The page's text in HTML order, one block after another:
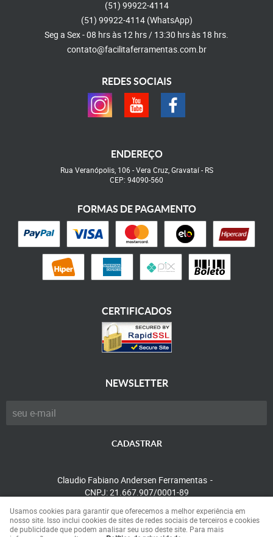
(51) 99922-4114
(51) 99922-4114 (WhatsApp)
Seg a Sex - 08 hrs às 12 hrs / 13:30 hrs às 18 hrs.
contato@facilitaferramentas.com.br
REDES SOCIAIS
ENDEREÇO
Rua Veranópolis, 106 -Vera Cruz, Gravataí- RS
CEP: 94090-560
FORMAS DE PAGAMENTO
CERTIFICADOS
NEWSLETTER
CADASTRAR
Claudio Fabiano Andersen Ferramentas
CNPJ: 21.667.907/0001-89
LOJA VIRTUAL CRIADA POR
Usamos cookies para garantir que oferecemos a melhor experiência em
nosso site. Isso inclui cookies de sites de redes sociais de terceiros e cookies
de publicidade que podem analisar seu uso deste site. Para mais